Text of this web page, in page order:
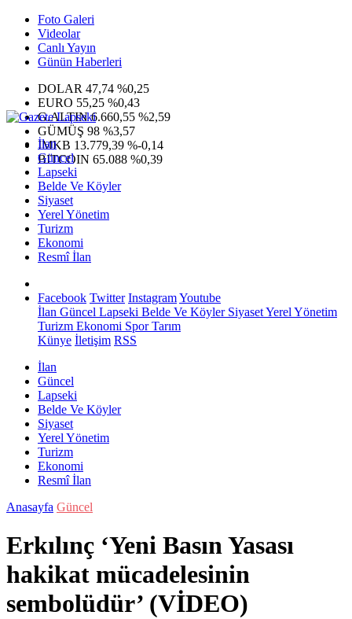
Foto Galeri
Videolar
Canlı Yayın
Günün Haberleri
DOLAR 47,74 %0,25
EURO 55,25 %0,43
G.ALTIN6.660,55 %2,59
GÜMÜŞ 98 %3,57
IMKB 13.779,39 %-0,14
BITCOIN 65.088 %0,39
İlan
Güncel
Lapseki
Belde Ve Köyler
Siyaset
Yerel Yönetim
Turizm
Ekonomi
Resmî İlan
Facebook Twitter InstagramYoutube
İlan Güncel Lapseki Belde Ve KöylerSiyasetYerel Yönetim
Turizm Ekonomi SporTarım
Künye İletişim RSS
İlan
Güncel
Lapseki
Belde Ve Köyler
Siyaset
Yerel Yönetim
Turizm
Ekonomi
Resmî İlan
Anasayfa Güncel
Erkılınç ‘Yeni Basın Yasası
hakikat mücadelesinin
sembolüdür’ (VİDEO)